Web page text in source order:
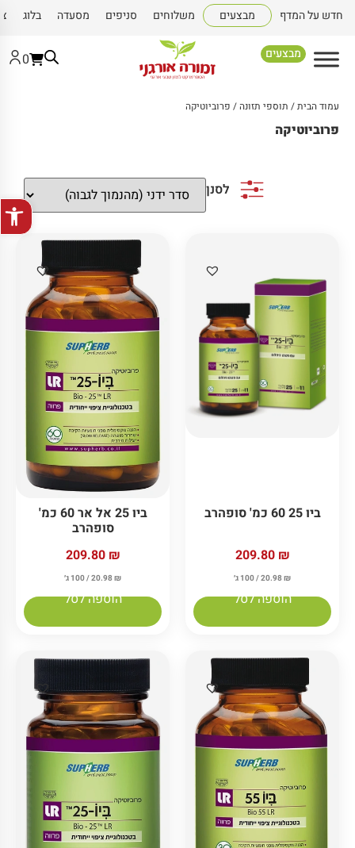
פתח
חדש על המדף מבצעים משלוחים סניפים מסעדה בלוג
מבצעים 0
עמוד הבית/ תוספי תזונה/ פרוביוטיקה
פרוביוטיקה
לסנן
ביו 25 60 כמ' סופהרב
209.80 ₪
20.98₪ / 100 ג׳
הוספה לסל
ביו 25 אל אר 60 כמ'
סופהרב
209.80 ₪
20.98₪ / 100 ג׳
הוספה לסל